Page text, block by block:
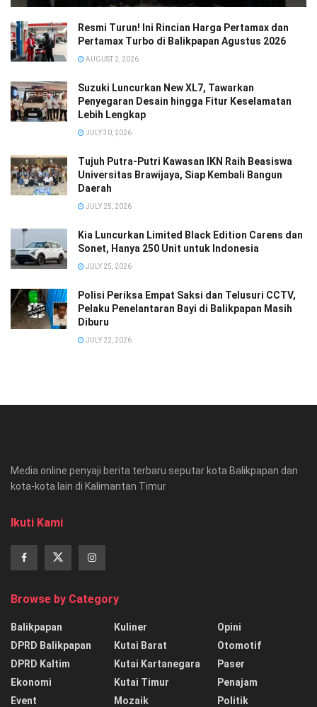
Resmi Turun! Ini Rincian Harga Pertamax dan
Pertamax Turbo di Balikpapan Agustus 2026
AUGUST 2, 2026
Suzuki Luncurkan New XL7, Tawarkan
Penyegaran Desain hingga Fitur Keselamatan
Lebih Lengkap
JULY 30, 2026
Tujuh Putra-Putri Kawasan IKN Raih Beasiswa
Universitas Brawijaya, Siap Kembali Bangun
Daerah
JULY 25, 2026
Kia Luncurkan Limited Black Edition Carens dan
Sonet, Hanya 250 Unit untuk Indonesia
JULY 25, 2026
Polisi Periksa Empat Saksi dan Telusuri CCTV,
Pelaku Penelantaran Bayi di Balikpapan Masih
Diburu
JULY 22, 2026
Media online penyaji berita terbaru seputar kota Balikpapan dan
kota-kota lain di Kalimantan Timur
Ikuti Kami
Browse by Category
Balikpapan
DPRD Balikpapan
DPRD Kaltim
Ekonomi
Event
Kuliner
Kutai Barat
Kutai Kartanegara
Kutai Timur
Mozaik
Opini
Otomotif
Paser
Penajam
Politik